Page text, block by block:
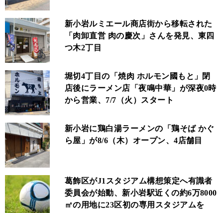
新小岩ルミエール商店街から移転された
「肉卸直営 肉の慶次」さんを発見、東四
つ木2丁目
堀切4丁目の「焼肉 ホルモン國もと」閉
店後にラーメン店「夜鳴中華」が深夜0時
から営業、7/7（火）スタート
新小岩に鶏白湯ラーメンの「鶏そば かぐ
ら屋」が8/6（木）オープン、4店舗目
葛飾区がJ1スタジアム構想策定へ有識者
委員会が始動、新小岩駅近くの約6万8000
㎡の用地に23区初の専用スタジアムを